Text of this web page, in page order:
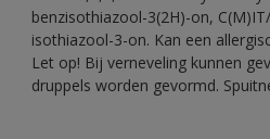
benzisothiazool-3(2H)-on,
isothiazool-3-on. Kan een
Let op! Bij verneveling kunnen
druppels worden gevormd.